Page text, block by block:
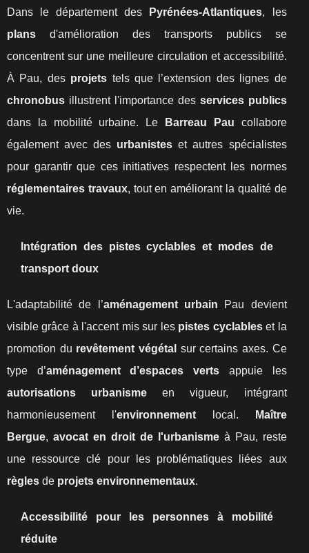
Dans le département des Pyrénées-Atlantiques, les
plans d'amélioration des transports publics se
concentrent sur une meilleure circulation et accessibilité.
À Pau, des projets tels que l’extension des lignes de
chronobus illustrent l'importance des services publics
dans la mobilité urbaine. Le
Barreau Pau collabore
également avec des urbanistes et autres spécialistes
pour garantir que ces initiatives respectent les normes
réglementaires travaux, tout en améliorant la qualité de
vie.
Intégration des pistes cyclables et modes de
transport doux
L'adaptabilité de l’aménagement urbain Pau devient
visible grâce à l'accent mis sur les pistes cyclableset la
promotion du revêtement végétal sur certains axes. Ce
type d’aménagement d’espaces verts appuie les
autorisations urbanisme en vigueur, intégrant
harmonieusement l'environnementlocal.
Maître
Bergue, avocat en droit de l'urbanismeà Pau, reste
une ressource clé pour les problématiques liées aux
règles de projets environnementaux.
Accessibilité pour les personnes à mobilité
réduite